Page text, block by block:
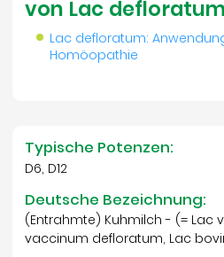
von Lac defloratum
Lac defloratum:
Homöopathie
Typische Potenzen:
D6, D12
Deutsche Bezeichnung:
(Entrahmte) Kuhmilch - (= Lac
vaccinum defloratum, Lac